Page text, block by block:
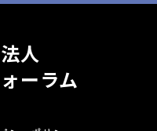
人
ーラム